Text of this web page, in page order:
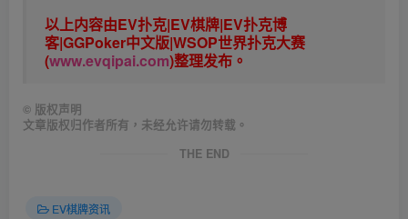
以上内容由EV扑克|EV棋牌|EV扑克博
客|GGPoker中文版|WSOP世界扑克大赛
(www.evqipai.com)整理发布。
© 版权声明
文章版权归作者所有，未经允许请勿转载。
THE END
EV棋牌资讯